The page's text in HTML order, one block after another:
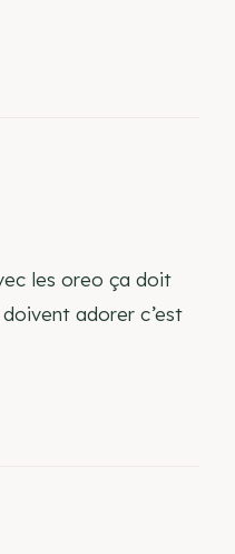
les oreo ça doit
adorer c’est